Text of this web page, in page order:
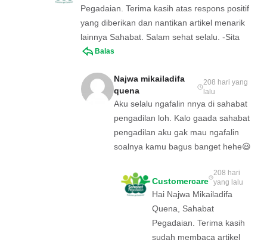
Pegadaian. Terima kasih atas respons positif
yang diberikan dan nantikan artikel menarik
lainnya Sahabat. Salam sehat selalu. -Sita
Balas
Najwa mikailadifa
quena
208 hari yang
lalu
Aku selalu ngafalin nnya di sahabat
pengadilan loh. Kalo gaada sahabat
pengadilan aku gak mau ngafalin
soalnya kamu bagus banget hehe😃
Customercare
208 hari
yang lalu
Hai Najwa Mikailadifa
Quena, Sahabat
Pegadaian. Terima kasih
sudah membaca artikel